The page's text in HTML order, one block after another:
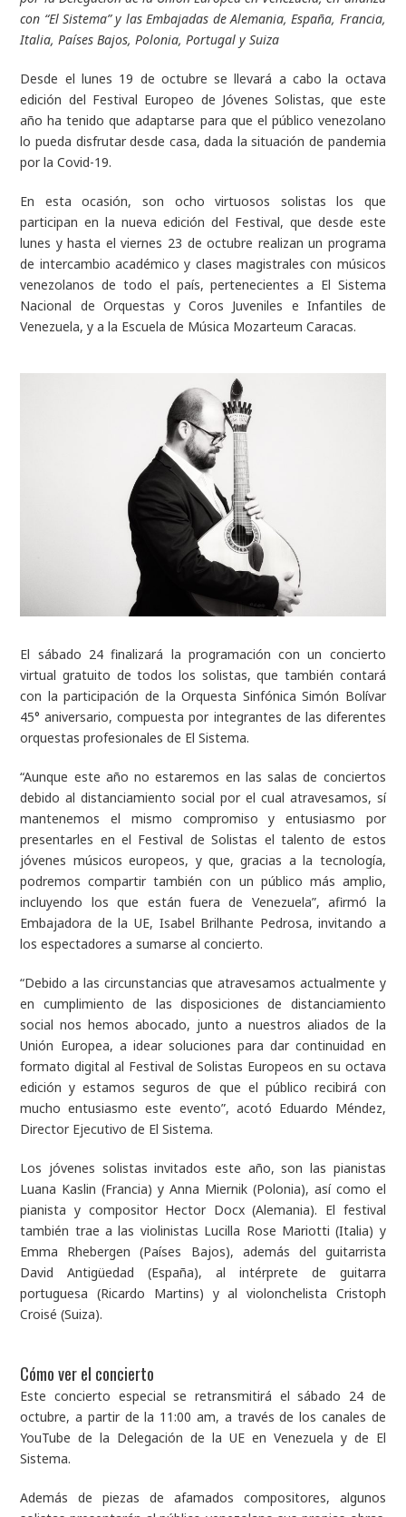
con “El Sistema” y las Embajadas de Alemania, España, Francia,
Italia, Países Bajos, Polonia, Portugal y Suiza
Desde el lunes 19 de octubre se llevará a cabo la octava
edición del Festival Europeo de Jóvenes Solistas, que este
año ha tenido que adaptarse para que el público venezolano
lo pueda disfrutar desde casa, dada la situación de pandemia
por la Covid-19.
En esta ocasión, son ocho virtuosos solistas los que
participan en la nueva edición del Festival, que desde este
lunes y hasta el viernes 23 de octubre realizan un programa
de intercambio académico y clases magistrales con músicos
venezolanos de todo el país, pertenecientes a El Sistema
Nacional de Orquestas y Coros Juveniles e Infantiles de
Venezuela, y a la Escuela de Música Mozarteum Caracas.
El sábado 24 finalizará la programación con un concierto
virtual gratuito de todos los solistas, que también contará
con la participación de la Orquesta Sinfónica Simón Bolívar
45° aniversario, compuesta por integrantes de las diferentes
orquestas profesionales de El Sistema.
“Aunque este año no estaremos en las salas de conciertos
debido al distanciamiento social por el cual atravesamos, sí
mantenemos el mismo compromiso y entusiasmo por
presentarles en el Festival de Solistas el talento de estos
jóvenes músicos europeos, y que, gracias a la tecnología,
podremos compartir también con un público más amplio,
incluyendo los que están fuera de Venezuela”, afirmó la
Embajadora de la UE, Isabel Brilhante Pedrosa, invitando a
los espectadores a sumarse al concierto.
“Debido a las circunstancias que atravesamos actualmente y
en cumplimiento de las disposiciones de distanciamiento
social nos hemos abocado, junto a nuestros aliados de la
Unión Europea, a idear soluciones para dar continuidad en
formato digital al Festival de Solistas Europeos en su octava
edición y estamos seguros de que el público recibirá con
mucho entusiasmo este evento”, acotó Eduardo Méndez,
Director Ejecutivo de El Sistema.
Los jóvenes solistas invitados este año, son las pianistas
Luana Kaslin (Francia) y Anna Miernik (Polonia), así como el
pianista y compositor Hector Docx (Alemania). El festival
también trae a las violinistas Lucilla Rose Mariotti (Italia) y
Emma Rhebergen (Países Bajos), además del guitarrista
David Antigüedad (España), al intérprete de guitarra
portuguesa (Ricardo Martins) y al violonchelista Cristoph
Croisé (Suiza).
Cómo ver el concierto
Este concierto especial se retransmitirá el sábado 24 de
octubre, a partir de la 11:00 am, a través de los canales de
YouTube de la Delegación de la UE en Venezuela y de El
Sistema.
Además de piezas de afamados compositores, algunos